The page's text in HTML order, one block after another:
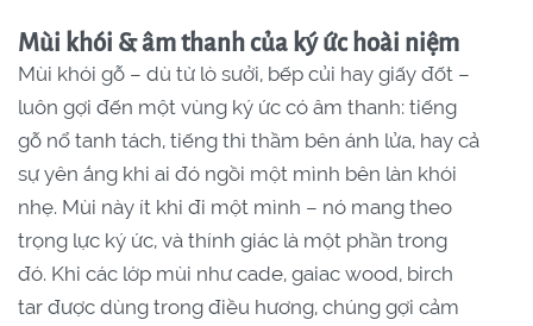
Mùi khói & âm thanh của ký ức hoài niệm
Mùi khói gỗ – dù từ lò sưởi, bếp củi hay giấy đốt –
luôn gợi đến một vùng ký ức có âm thanh: tiếng
gỗ nổ tanh tách, tiếng thì thầm bên ánh lửa, hay cả
sự yên ắng khi ai đó ngồi một mình bên làn khói
nhẹ. Mùi này ít khi đi một mình – nó mang theo
trọng lực ký ức, và thính giác là một phần trong
đó. Khi các lớp mùi như cade, gaiac wood, birch
tar được dùng trong điều hương, chúng gợi cảm